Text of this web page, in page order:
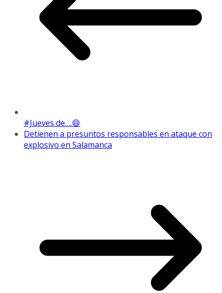
#Jueves de….😄
Detienen a presuntos responsables en ataque con
explosivo en Salamanca